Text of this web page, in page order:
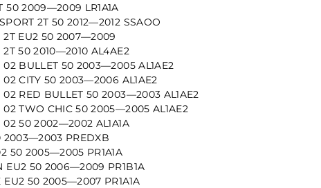
50 2009—2009 LR1A1A
2T 50 2012—2012 SSAOO
2T EU2 50 2007—2009
2T 50 2010—2010 AL4AE2
02 BULLET 50 2003—2005 AL1AE2
02 CITY 50 2003—2006 AL1AE2
02 RED BULLET 50 2003—2003 AL1AE2
02 TWO CHIC 50 2005—2005 AL1AE2
02 50 2002—2002 AL1A1A
2003—2003 PREDXB
50 2005—2005 PR1A1A
EU2 50 2006—2009 PR1B1A
EU2 50 2005—2007 PR1A1A